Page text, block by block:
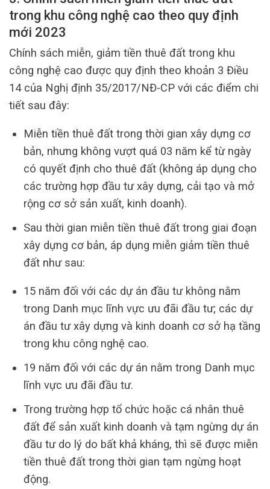
trong khu công nghệ cao theo quy định
mới 2023
Chính sách miễn, giảm tiền thuê đất trong khu
công nghệ cao được quy định theo khoản 3 Điều
14 của Nghị định 35/2017/NĐ-CP với các điểm chi
tiết sau đây:
Miễn tiền thuê đất trong thời gian xây dựng cơ
bản, nhưng không vượt quá 03 năm kể từ ngày
có quyết định cho thuê đất (không áp dụng cho
các trường hợp đầu tư xây dựng, cải tạo và mở
rộng cơ sở sản xuất, kinh doanh).
Sau thời gian miễn tiền thuê đất trong giai đoạn
xây dựng cơ bản, áp dụng miễn giảm tiền thuê
đất như sau:
15 năm đối với các dự án đầu tư không nằm
trong Danh mục lĩnh vực ưu đãi đầu tư; các dự
án đầu tư xây dựng và kinh doanh cơ sở hạ tầng
trong khu công nghệ cao.
19 năm đối với các dự án nằm trong Danh mục
lĩnh vực ưu đãi đầu tư.
Trong trường hợp tổ chức hoặc cá nhân thuê
đất để sản xuất kinh doanh và tạm ngừng dự án
đầu tư do lý do bất khả kháng, thì sẽ được miễn
tiền thuê đất trong thời gian tạm ngừng hoạt
động.